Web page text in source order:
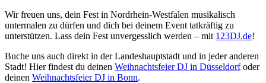
Wir freuen uns, dein Fest in Nordrhein-Westfalen musikalisch
untermalen zu dürfen und dich bei deinem Event tatkräftig zu
unterstützen. Lass dein Fest unvergesslich werden – mit 123DJ.de!
Buche uns auch direkt in der Landeshauptstadt und in jeder anderen
Stadt! Hier findest du deinen Weihnachtsfeier DJ in Düsseldorfoder
deinen Weihnachtsfeier DJ in Bonn.